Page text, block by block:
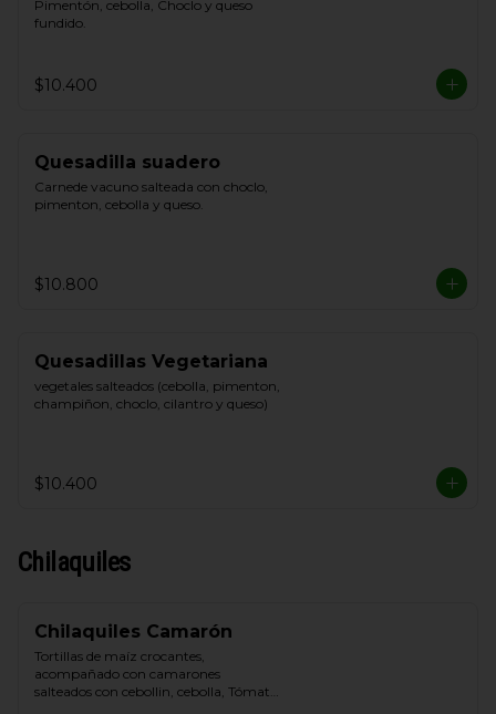
Pimentón, cebolla, Choclo y queso
fundido.
$10.400
Quesadilla suadero
Carnede vacuno salteada con choclo,
pimenton, cebolla y queso.
$10.800
Quesadillas Vegetariana
vegetales salteados (cebolla, pimenton,
champiñon, choclo, cilantro y queso)
$10.400
Chilaquiles
Chilaquiles Camarón
Tortillas de maíz crocantes,
acompañado con camarones
salteados con cebollin, cebolla, Tómate,